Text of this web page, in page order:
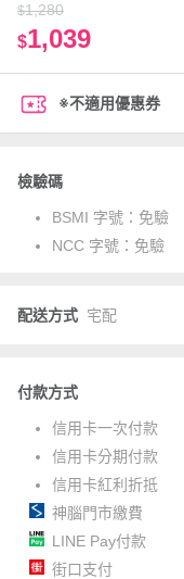
$1,280
$1,039
※不適用優惠券
檢驗碼
BSMI 字號： 免驗
NCC 字號： 免驗
配送方式 宅配
付款方式
信用卡一次付款
信用卡分期付款
信用卡紅利折抵
神腦門市繳費
LINE Pay付款
街口支付